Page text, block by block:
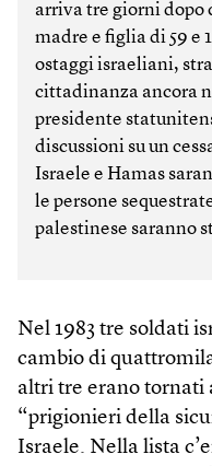
arriva tre giorni dopo
madre e figlia di 59 e
ostaggi israeliani,
cittadinanza ancora
presidente
discussioni su un
Israele e Hamas
le persone
palestinese saranno
Nel 1983 tre soldati
cambio di
altri tre erano tornati
“prigionieri della
Israele. Nella lista